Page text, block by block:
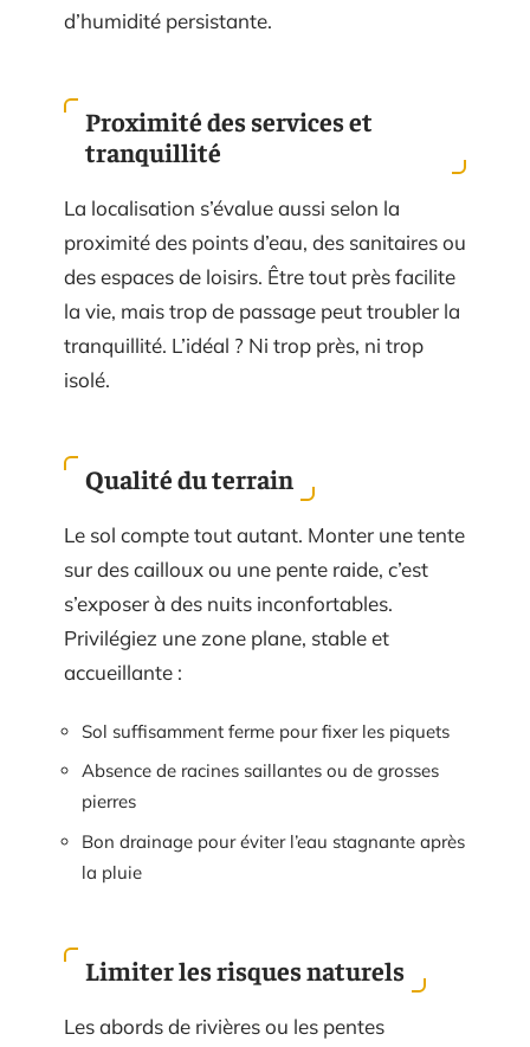
d’humidité persistante.
Proximité des services et
tranquillité
La localisation s’évalue aussi selon la
proximité des points d’eau, des sanitaires ou
des espaces de loisirs. Être tout près facilite
la vie, mais trop de passage peut troubler la
tranquillité. L’idéal ? Ni trop près, ni trop
isolé.
Qualité du terrain
Le sol compte tout autant. Monter une tente
sur des cailloux ou une pente raide, c’est
s’exposer à des nuits inconfortables.
Privilégiez une zone plane, stable et
accueillante :
Sol suffisamment ferme pour fixer les piquets
Absence de racines saillantes ou de grosses
pierres
Bon drainage pour éviter l’eau stagnante après
la pluie
Limiter les risques naturels
Les abords de rivières ou les pentes